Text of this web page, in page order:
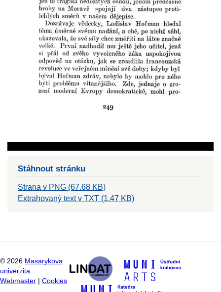
Stáhnout stránku
Strana v PNG (67.68 KB)
Extrahovaný text v TXT (1.47 KB)
© 2026 Masarykova
univerzita
Webmaster
Cookies